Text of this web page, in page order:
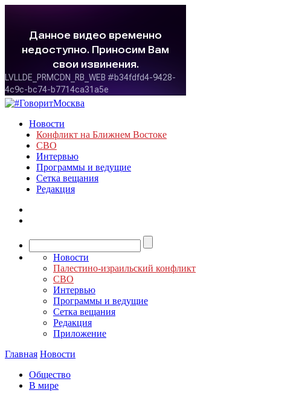
Новости
Конфликт на Ближнем Востоке
СВО
Интервью
Программы и ведущие
Сетка вещания
Редакция
Новости
Палестино-израильский конфликт
СВО
Интервью
Программы и ведущие
Сетка вещания
Редакция
Приложение
Главная Новости
Общество
В мире